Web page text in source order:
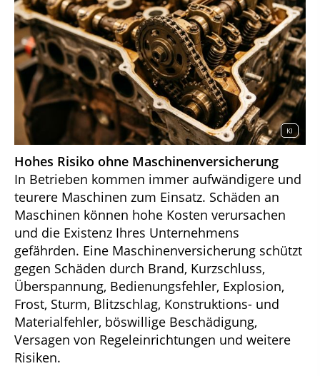
KI
Hohes Risiko ohne Maschinenversicherung
In Betrieben kommen immer aufwändigere und
teurere Maschinen zum Einsatz. Schäden an
Maschinen können hohe Kosten verursachen
und die Existenz Ihres Unternehmens
gefährden. Eine Maschinenversicherung schützt
gegen Schäden durch Brand, Kurzschluss,
Überspannung, Bedienungsfehler, Explosion,
Frost, Sturm, Blitzschlag, Konstruktions- und
Materialfehler, böswillige Beschädigung,
Versagen von Regeleinrichtungen und weitere
Risiken.